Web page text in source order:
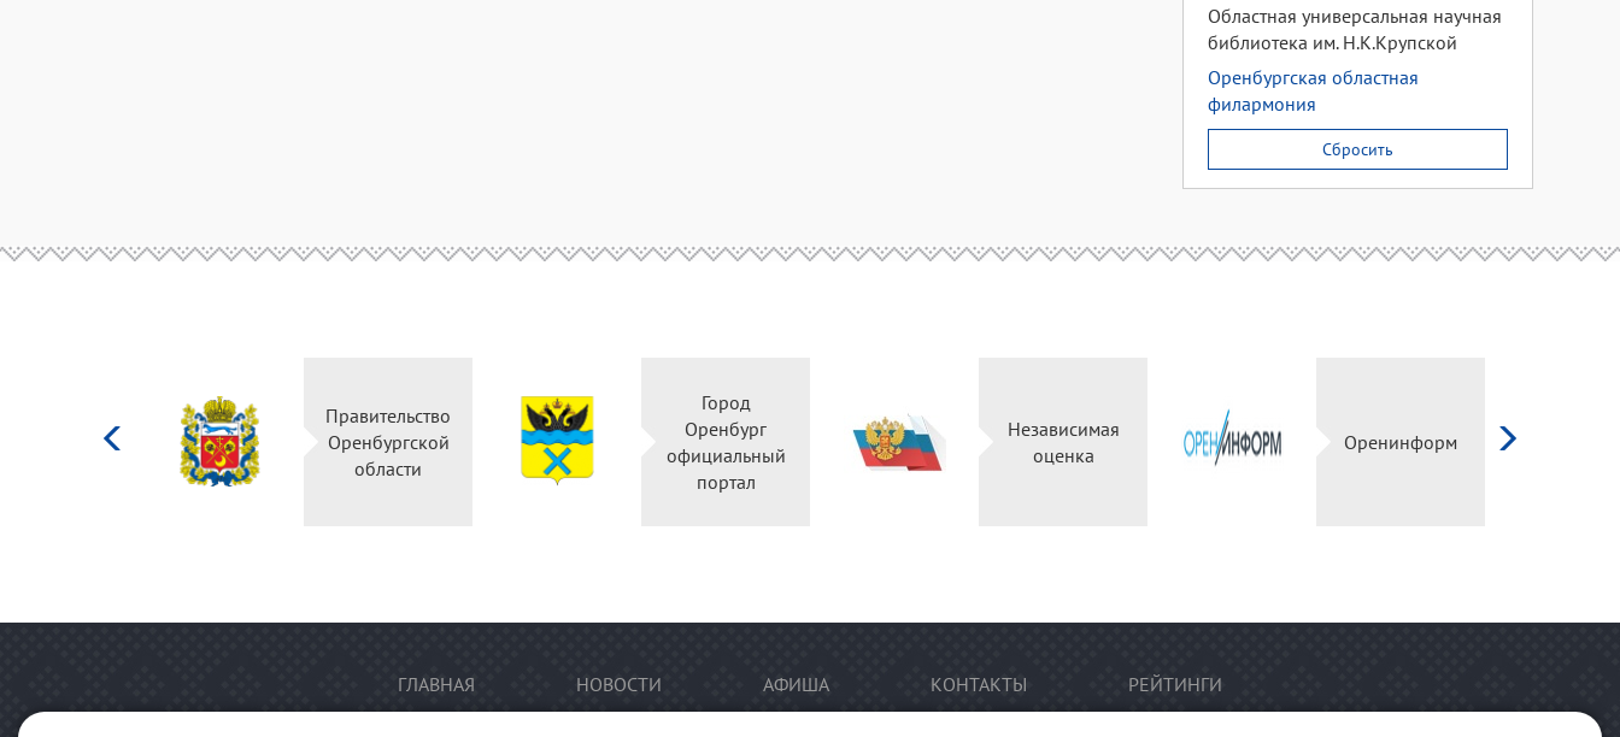
Областная универсальная научная
библиотека им. Н.К.Крупской
Оренбургская областная
филармония
Сбросить
Правительство
Оренбургской
области
Город
Оренбург
официальный
портал
Независимая
оценка
Оренинформ
ГЛАВНАЯ НОВОСТИ АФИША КОНТАКТЫ РЕЙТИНГИ